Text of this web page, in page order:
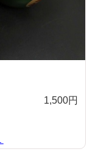
1,500円